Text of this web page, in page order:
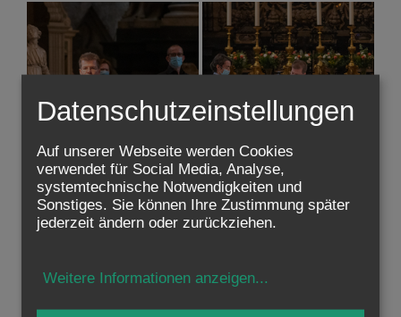
Datenschutzeinstellungen
Auf unserer Webseite werden Cookies
verwendet für Social Media, Analyse,
systemtechnische Notwendigkeiten und
Sonstiges. Sie können Ihre Zustimmung später
jederzeit ändern oder zurückziehen.
Weitere Informationen anzeigen...